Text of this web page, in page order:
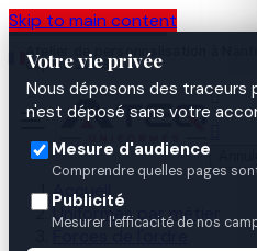
Skip to main content
Votre vie privée
Nous déposons des traceurs
n'est déposé sans votre
Mesure d'audience
Comprendre quelles pages
Publicité
Mesurer l'efficacité de nos
Atelier de personnalisation à
depuis 2003

Accueil
Uniformes par métier